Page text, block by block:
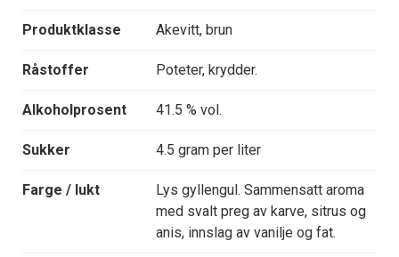
Produktklasse Akevitt, brun
Råstoffer Poteter, krydder.
Alkoholprosent 41.5 % vol.
Sukker 4.5 gram per liter
Farge / lukt
Lys gyllengul. Sammensatt aroma
med svalt preg av karve, sitrus og
anis, innslag av vanilje og fat.